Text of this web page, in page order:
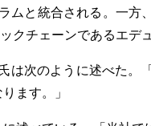
と統合される。一方
チェーンであるエデ
次のように述べた。
ます。」